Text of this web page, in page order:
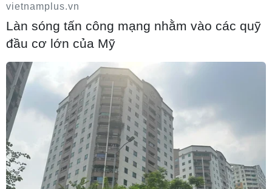
Israel nâng mức cảnh báo trước khả năng
Mỹ tấn công Iran
Ai Cập chuẩn bị tổ chức họp 4 bên về
thực thi lệnh ngừng bắn ở Gaza
02/08/2026 00:22
vietnamplus.vn
Làn sóng tấn công mạng nhằm vào các quỹ
đầu cơ lớn của Mỹ